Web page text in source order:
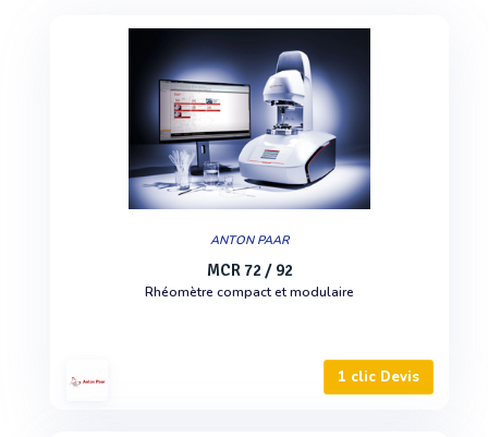
ANTON PAAR
MCR 72 / 92
Rhéomètre compact et modulaire
1 clic Devis